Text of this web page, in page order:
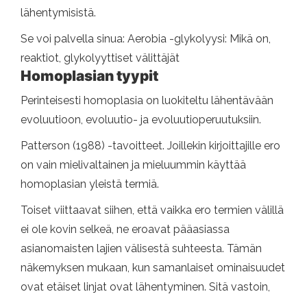
lähentymisistä.
Se voi palvella sinua: Aerobia -glykolyysi: Mikä on,
reaktiot, glykolyyttiset välittäjät
Homoplasian tyypit
Perinteisesti homoplasia on luokiteltu lähentävään
evoluutioon, evoluutio- ja evoluutioperuutuksiin.
Patterson (1988) -tavoitteet. Joillekin kirjoittajille ero
on vain mielivaltainen ja mieluummin käyttää
homoplasian yleistä termiä.
Toiset viittaavat siihen, että vaikka ero termien välillä
ei ole kovin selkeä, ne eroavat pääasiassa
asianomaisten lajien välisestä suhteesta. Tämän
näkemyksen mukaan, kun samanlaiset ominaisuudet
ovat etäiset linjat ovat lähentyminen. Sitä vastoin,